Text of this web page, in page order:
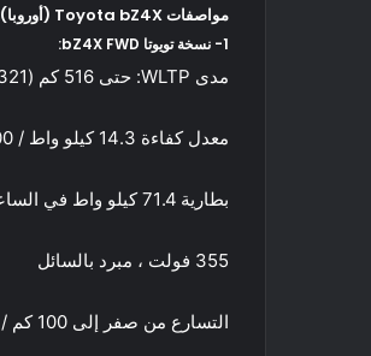
مواصفات Toyota bZ4X (أوروبا):
1- نسخة تويوتا bZ4X FWD:
مدى WLTP: حتى 516 كم (321 ميلاً)
معدل كفاءة 14.3 كيلو واط / 100 كم
بطارية 71.4 كيلو واط في الساعة
355 فولت ، مبرد بالسائل
التسارع من صفر إلى 100 كم / ساعة (62 ميل / ساعة) في 8.4 ثانية